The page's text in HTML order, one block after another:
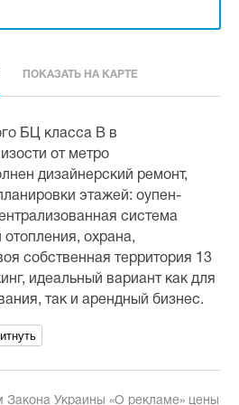
ПОКАЗАТЬ НА КАРТЕ
БЦ класса B в
от метро
дизайнерский ремонт,
этажей: оупен-
система
охрана,
собственная территория 13
идеальный вариант как для
так и арендный бизнес.
Закона Украины «О рекламе» цены